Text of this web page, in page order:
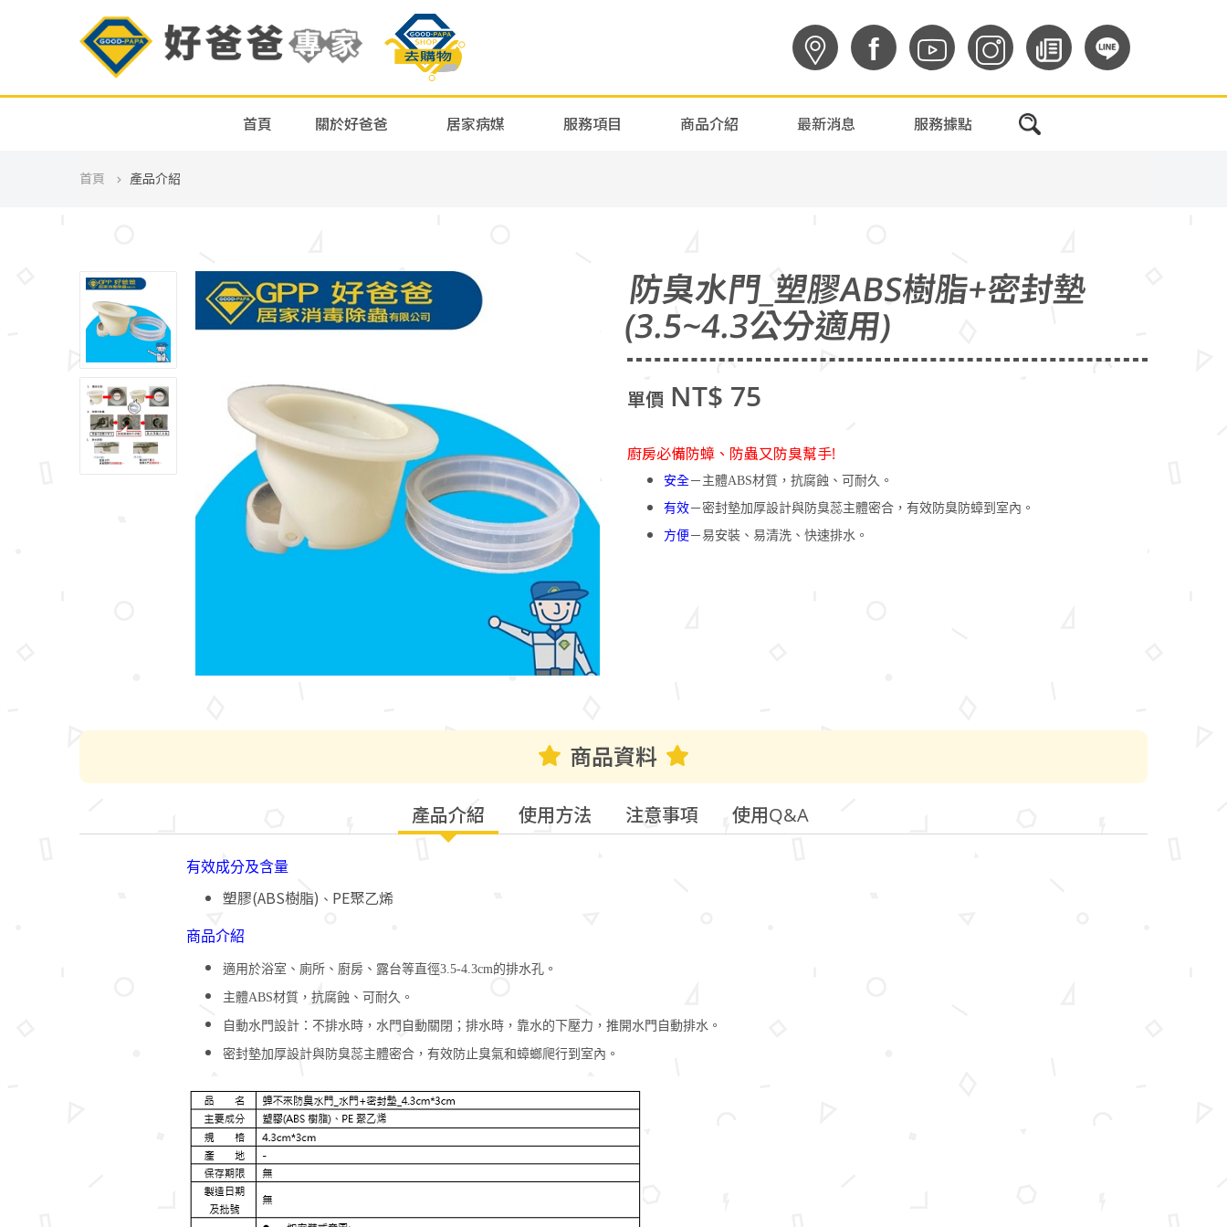
f
首頁 關於好爸爸 居家病媒 服務項目 商品介紹 最新消息 服務據點
首頁 產品介紹
防臭水門_塑膠ABS樹脂+密封墊
(3.5~4.3公分適用)
單價 NT$ 75
廚房必備防蟑、防蟲又防臭幫手!
安全－主體ABS材質，抗腐蝕、可耐久。
有效－密封墊加厚設計與防臭蕊主體密合，有效防臭防蟑到室內。
方便 －易安裝、易清洗、快速排水。
商品資料
產品介紹 使用方法 注意事項 使用Q&A
有效成分及含量
塑膠(ABS樹脂) 、 PE聚乙烯
商品介紹
適用於浴室、廁所、廚房、露台等直徑3.5-4.3cm的排水孔。
主體ABS材質，抗腐蝕、可耐久。
自動水門設計：不排水時，水門自動關閉；排水時，靠水的下壓力，推開水門自動排水。
密封墊加厚設計與防臭蕊主體密合，有效防止臭氣和蟑螂爬行到室內。